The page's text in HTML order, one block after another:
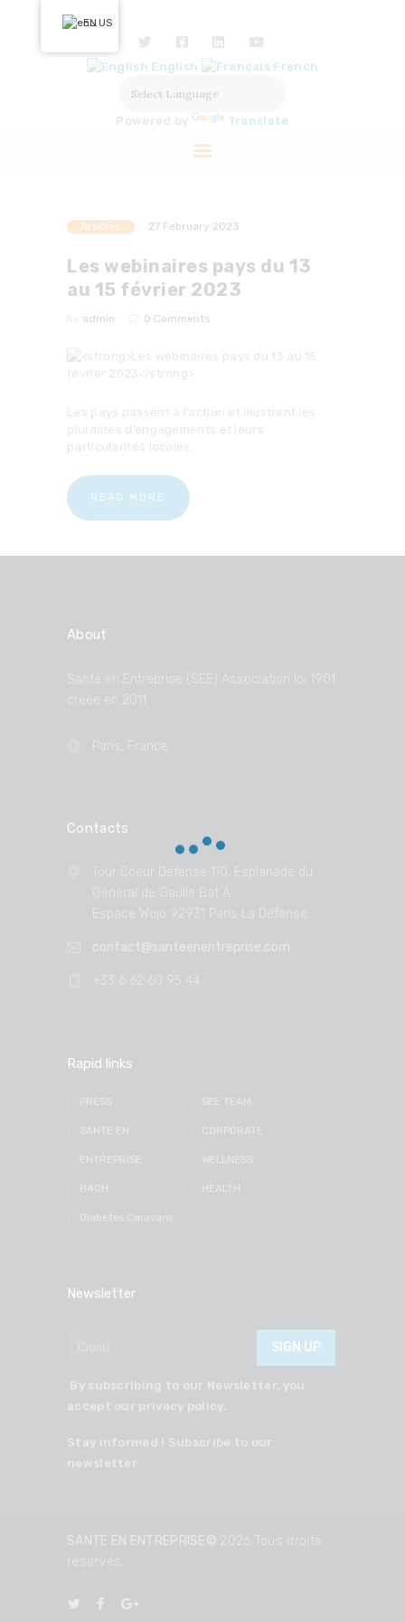
English French
Powered by Translate
HOME
ABOUT US
OUR ACTIONS
Articles 27 February 2023
Les webinaires pays du 13
au 15 février 2023
admin 0 Comments
Les pays passent à l’action et illustrent les
pluralités d’engagements et leurs
particularités locales.
READ MORE
About
Santé en Entreprise (SEE) Association loi 1901
créée en 2011
Paris, France
Contacts
Tour Coeur Défense 110, Esplanade du
Général de Gaulle Bat A
Espace Wojo 92931 Paris La Défense
contact@santeenentreprise.com
+33 6 62 60 95 44
Rapid links
PRESS SEE TEAM
SANTE EN
ENTREPRISE
CORPORATE
WELLNESS
B4GH HEALTH
Diabetes Caravans
Newsletter
By subscribing to our Newsletter, you
accept our privacy policy.
Stay informed ! Subscribe to our
newsletter
SANTE EN ENTREPRISE© 2026 Tous droits
réservés.
EN